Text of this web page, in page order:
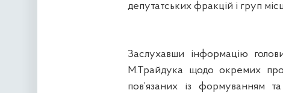
депутатських фракцій і груп
Заслухавши інформацію
М.Трайдука щодо окремих
пов’язаних із формуванням